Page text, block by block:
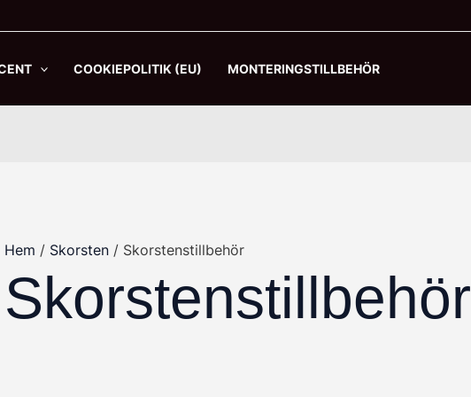
COOKIEPOLITIK (EU) MONTERINGSTILLBEHÖR
Hem / Skorsten/ Skorstenstillbehör
Skorstenstillbehör